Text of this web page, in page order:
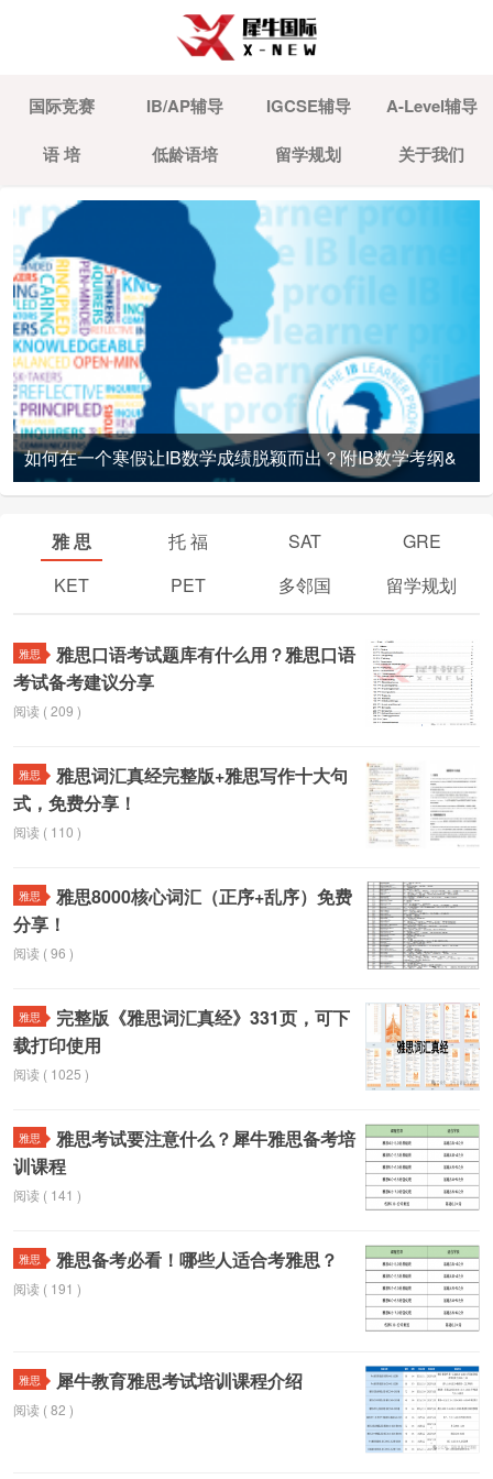
国际竞赛 IB/AP辅导 IGCSE辅导
A-Level辅导
语 培
低龄语培 留学规划 关于我们
如何在一个寒假让IB数学成绩脱颖而出？附IB数学考纲&
规划
雅 思
托 福 SAT
GRE
KET
PET 多邻国 留学规划
雅思
雅思口语考试题库有什么用？雅思口语
考试备考建议分享
阅读 ( 209 )
雅思
雅思词汇真经完整版+雅思写作十大句
式，免费分享！
阅读 ( 110 )
雅思
雅思8000核心词汇（正序+乱序）免费
分享！
阅读 ( 96 )
雅思
完整版《雅思词汇真经》331页，可下
载打印使用
阅读 ( 1025 )
雅思
雅思考试要注意什么？犀牛雅思备考培
训课程
阅读 ( 141 )
雅思 雅思备考必看！哪些人适合考雅思？
阅读 ( 191 )
雅思 犀牛教育雅思考试培训课程介绍
阅读 ( 82 )